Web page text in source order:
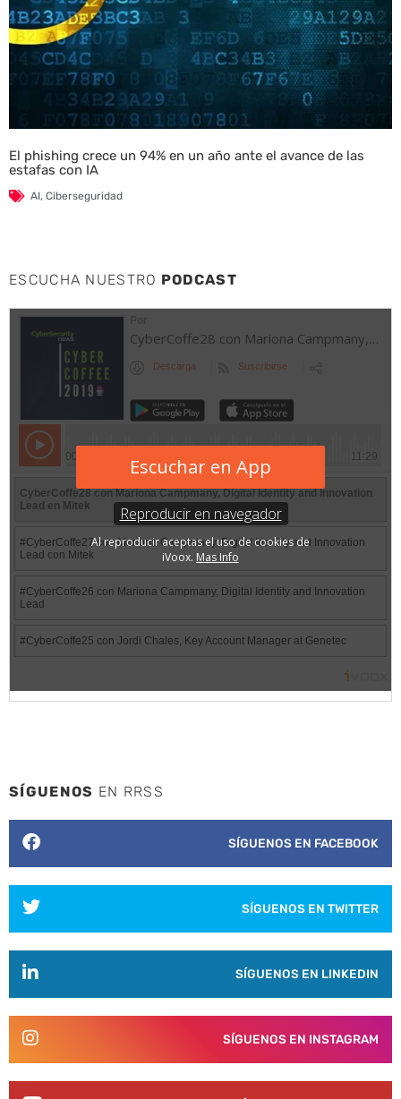
El phishing crece un 94% en un año ante el avance de las
estafas con IA
AI, Ciberseguridad
ESCUCHA NUESTRO PODCAST
SÍGUENOS EN RRSS
SÍGUENOS EN FACEBOOK
SÍGUENOS EN TWITTER
SÍGUENOS EN LINKEDIN
SÍGUENOS EN INSTAGRAM